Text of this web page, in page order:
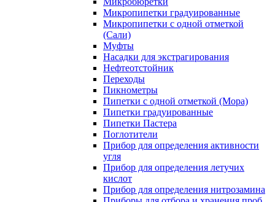
Микропипетки градуированные
Микропипетки с одной отметкой
(Сали)
Муфты
Насадки для экстрагирования
Нефтеотстойник
Переходы
Пикнометры
Пипетки с одной отметкой (Мора)
Пипетки градуированные
Пипетки Пастера
Поглотители
Прибор для определения активности
угля
Прибор для определения летучих
кислот
Прибор для определения нитрозамина